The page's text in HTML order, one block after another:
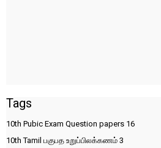
Tags
10th Pubic Exam Question papers 16
10th Tamil பகுபத உறுப்பிலக்கணம் 3